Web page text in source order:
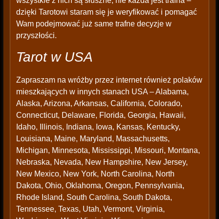
dzięki Tarotowi staram się je weryfikować i pomagać
Wam podejmować już same trafne decyzje w
przyszłości.
Tarot w USA
Zapraszam na wróżby przez internet również polaków
mieszkających w innych stanach USA – Alabama,
Alaska, Arizona, Arkansas, California, Colorado,
Connecticut, Delaware, Florida, Georgia, Hawaii,
Idaho, Illinois, Indiana, Iowa, Kansas, Kentucky,
Louisiana, Maine, Maryland, Massachusetts,
Michigan, Minnesota, Mississippi, Missouri, Montana,
Nebraska, Nevada, New Hampshire, New Jersey,
New Mexico, New York, North Carolina, North
Dakota, Ohio, Oklahoma, Oregon, Pennsylvania,
Rhode Island, South Carolina, South Dakota,
Tennessee, Texas, Utah, Vermont, Virginia,